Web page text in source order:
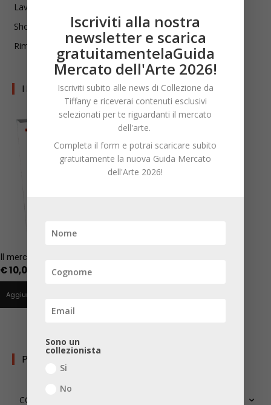
Lavora con noi
Shop
Rimani aggiornato!
I LIBRI DI CDT
Il mercato dei significati
€10,00
Aggiungi al carrello
PERCORSI TEMATICI
COLLEZIONARE
Iscriviti alla nostra
newsletter e scarica
gratuitamentelaGuida
Mercato dell'Arte 2026!
Iscriviti subito alle news di Collezione da
Tiffany e riceverai contenuti esclusivi
selezionati per te riguardanti il mercato
dell'arte.
Completa il form e potrai scaricare subito
gratuitamente la nuova Guida Mercato
dell'Arte 2026!
Sono un
collezionista
Si
No